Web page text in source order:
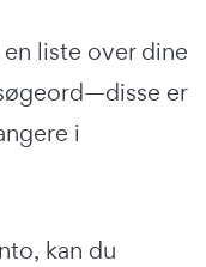
liste over dine
er
i
kan du